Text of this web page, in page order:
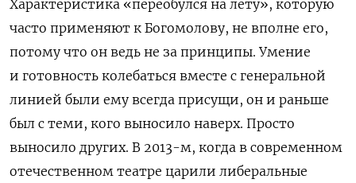
Характеристика «переобулся на лету», которую
часто применяют к Богомолову, не вполне его,
потому что он ведь не за принципы. Умение
и готовность колебаться вместе с генеральной
линией были ему всегда присущи, он и раньше
был с теми, кого выносило наверх. Просто
выносило других. В 2013-м, когда в современном
отечественном театре царили либеральные